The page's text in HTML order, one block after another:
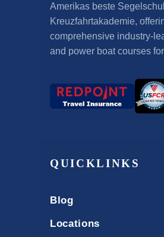
Amerikas beste
Kreuzfahrtakademie,
comprehensive industry-
and power boat courses
QUICKLINKS
Blog
Locations